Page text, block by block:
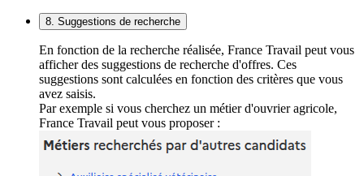
8. Suggestions de recherche
En fonction de la recherche réalisée, France Travail peut vous
afficher des suggestions de recherche d'offres. Ces
suggestions sont calculées en fonction des critères que vous
avez saisis.
Par exemple si vous cherchez un métier d'ouvrier agricole,
France Travail peut vous proposer :